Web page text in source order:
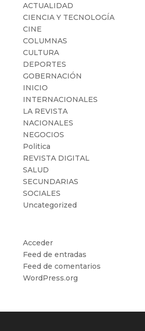
ACTUALIDAD
CIENCIA Y TECNOLOGÍA
CINE
COLUMNAS
CULTURA
DEPORTES
GOBERNACIÓN
INICIO
INTERNACIONALES
LA REVISTA
NACIONALES
NEGOCIOS
Politica
REVISTA DIGITAL
SALUD
SECUNDARIAS
SOCIALES
Uncategorized
Acceder
Feed de entradas
Feed de comentarios
WordPress.org